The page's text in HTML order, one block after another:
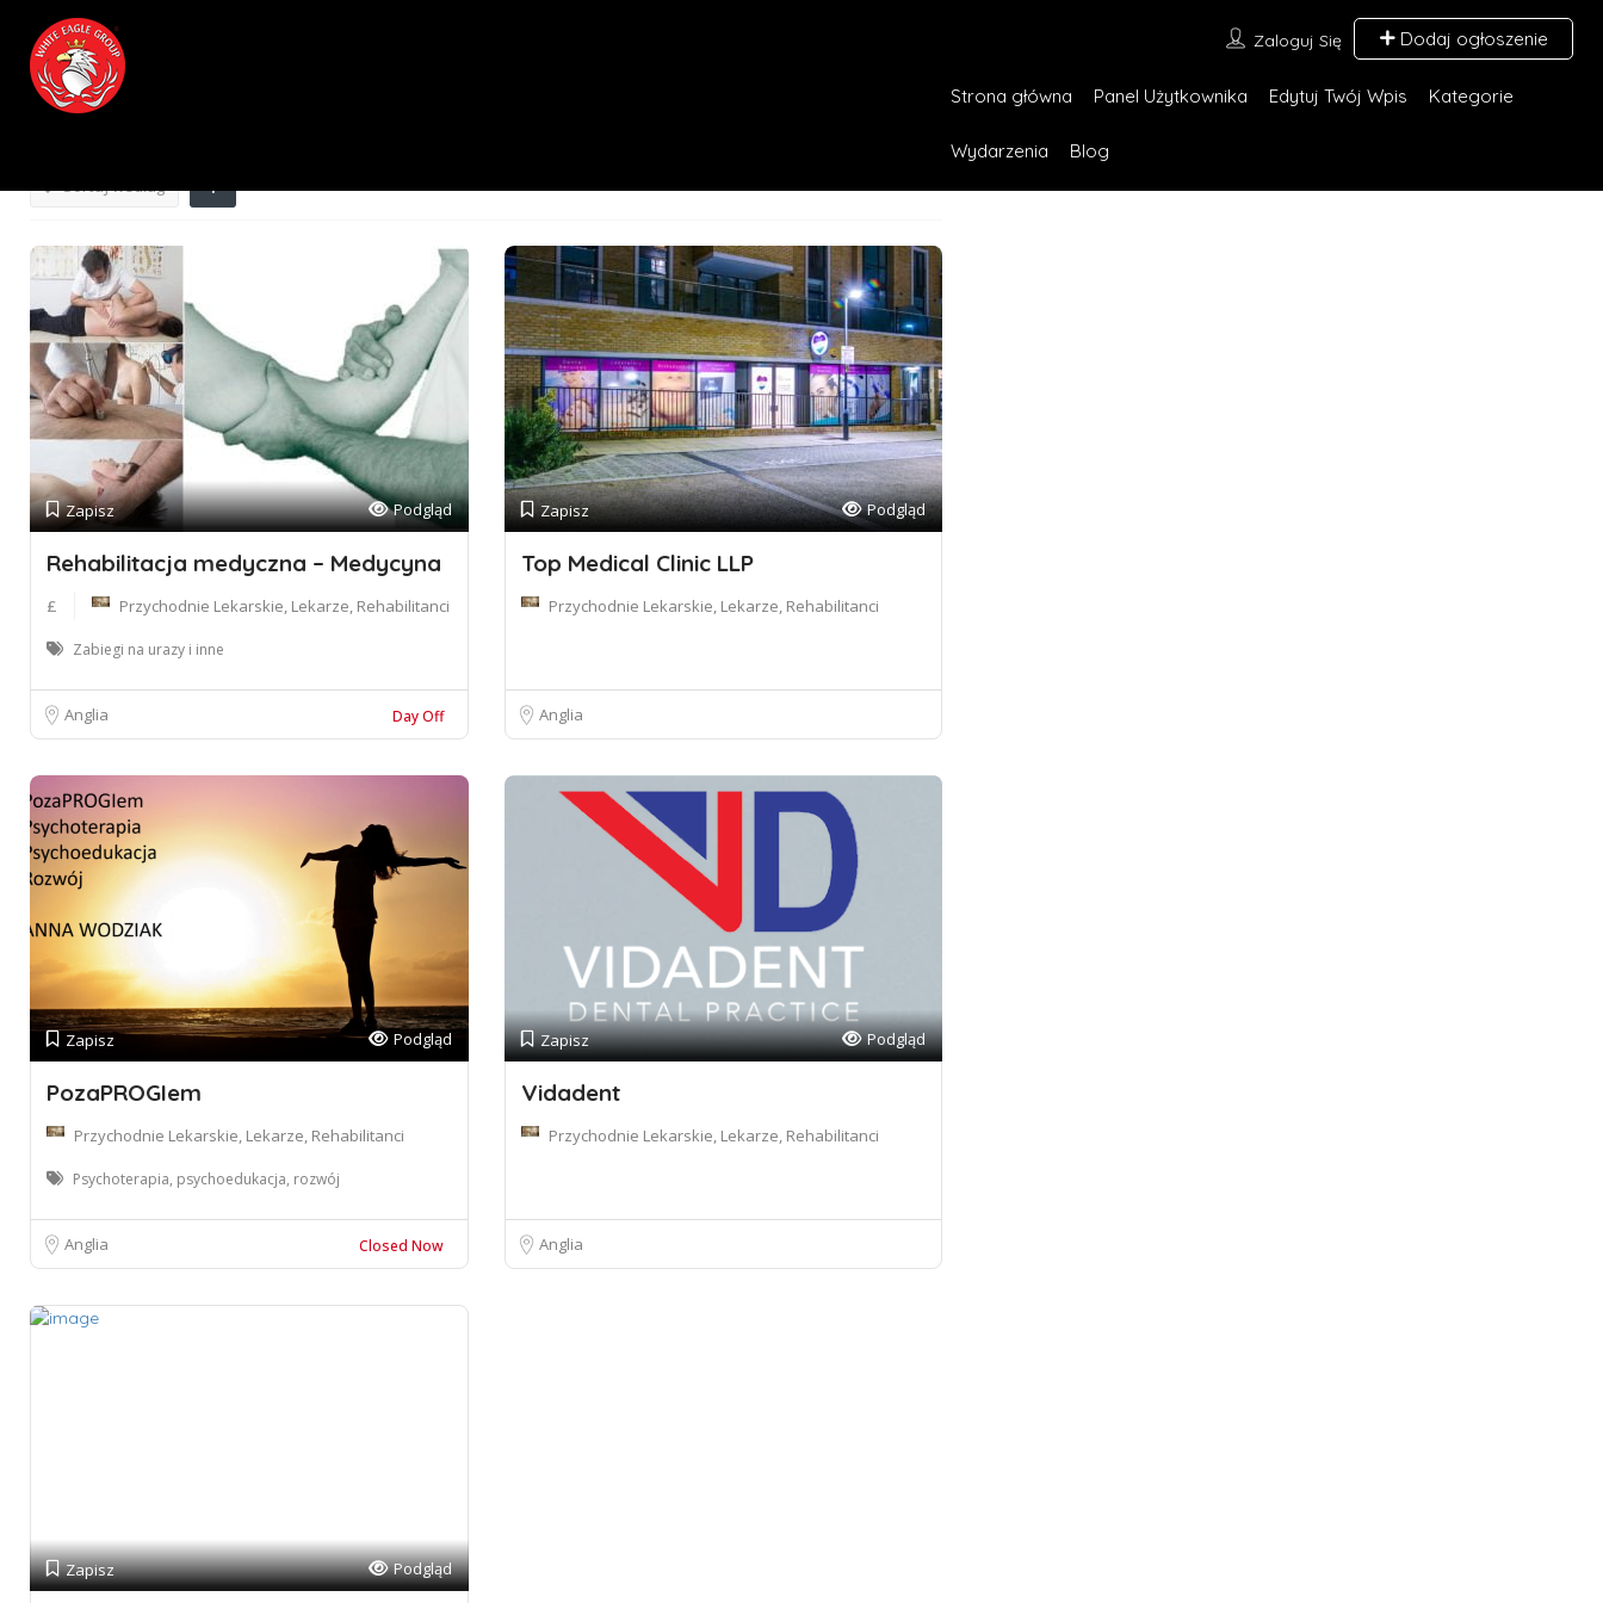
Zaloguj Się Dodaj ogłoszenie
Strona główna Panel Użytkownika Edytuj Twój Wpis Kategorie
Wydarzenia Blog
Wyniki Dla
Sortuj według
Zapisz Podgląd
Rehabilitacja medyczna – Medycyna
£ Przychodnie Lekarskie, Lekarze, Rehabilitanci
Zabiegi na urazy i inne
Anglia Day Off
Zapisz Podgląd
Top Medical Clinic LLP
Przychodnie Lekarskie, Lekarze, Rehabilitanci
Anglia
Zapisz Podgląd
PozaPROGIem
Przychodnie Lekarskie, Lekarze, Rehabilitanci
Psychoterapia, psychoedukacja, rozwój
Anglia Closed Now
Zapisz Podgląd
Vidadent
Przychodnie Lekarskie, Lekarze, Rehabilitanci
Anglia
Zapisz Podgląd